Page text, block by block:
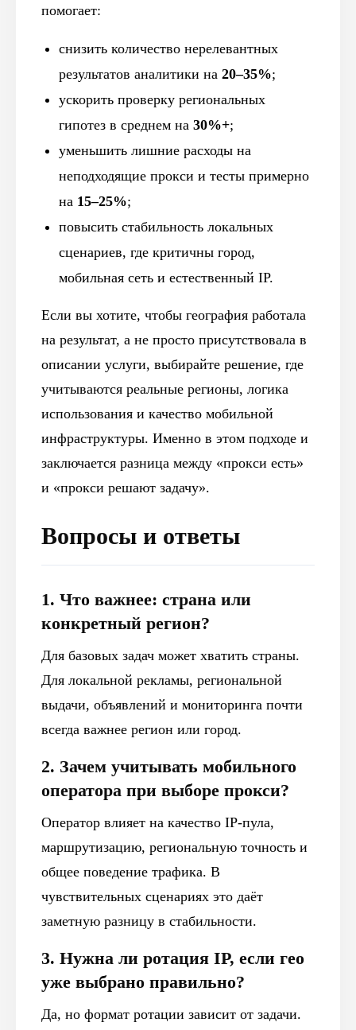
помогает:
снизить количество нерелевантных
результатов аналитики на 20–35%;
ускорить проверку региональных
гипотез в среднем на 30%+;
уменьшить лишние расходы на
неподходящие прокси и тесты примерно
на 15–25%;
повысить стабильность локальных
сценариев, где критичны город,
мобильная сеть и естественный IP.
Если вы хотите, чтобы география работала
на результат, а не просто присутствовала в
описании услуги, выбирайте решение, где
учитываются реальные регионы, логика
использования и качество мобильной
инфраструктуры. Именно в этом подходе и
заключается разница между «прокси есть»
и «прокси решают задачу».
Вопросы и ответы
1. Что важнее: страна или
конкретный регион?
Для базовых задач может хватить страны.
Для локальной рекламы, региональной
выдачи, объявлений и мониторинга почти
всегда важнее регион или город.
2. Зачем учитывать мобильного
оператора при выборе прокси?
Оператор влияет на качество IP-пула,
маршрутизацию, региональную точность и
общее поведение трафика. В
чувствительных сценариях это даёт
заметную разницу в стабильности.
3. Нужна ли ротация IP, если гео
уже выбрано правильно?
Да, но формат ротации зависит от задачи.